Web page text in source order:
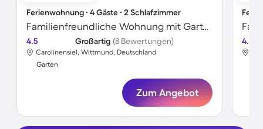
Ferienwohnung ∙ 4 Gäste ∙ 2 Schlafzimmer
Familienfreundliche Wohnung mit Garten
4.5 Großartig (8 Bewertungen)
Carolinensiel, Wittmund, Deutschland
Garten
Zum Angebot
4.5